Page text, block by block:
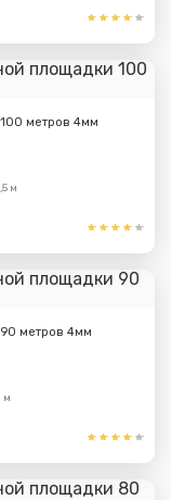
метров 4мм
м
метров 4мм
м